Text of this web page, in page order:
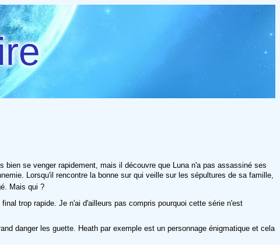
se venger rapidement, mais il découvre que Luna n'a pas assassiné ses
Lorsqu'il rencontre la bonne sur qui veille sur les sépultures de sa famille,
Mais qui ?
trop rapide. Je n'ai d'ailleurs pas compris pourquoi cette série n'est
danger les guette. Heath par exemple est un personnage énigmatique et cela